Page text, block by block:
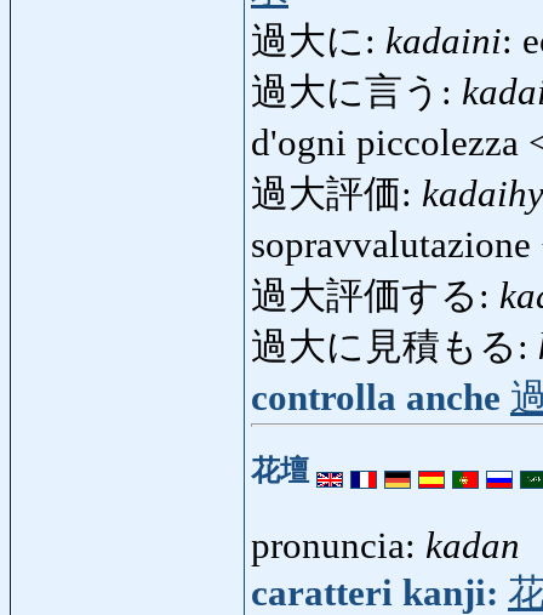
過大に: kadaini:
過大に言う:
d'ogni piccolezza
過大評価:
過大評価する:
過大に見積もる:
controlla anche
花壇
pronuncia: kadan
caratteri kanji: